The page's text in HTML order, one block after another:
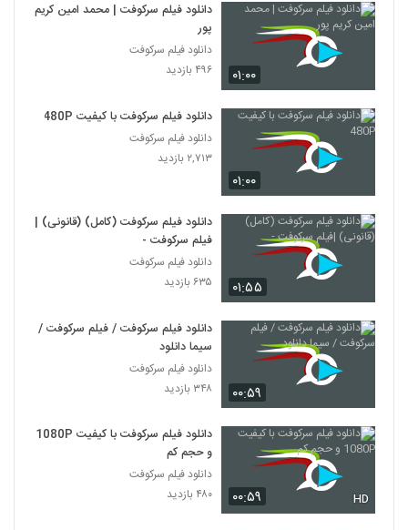
۰۱:۰۰
دانلود فیلم سرکوفت | محمد امین کریم
پور
دانلود فیلم سرکوفت
۴۹۶ بازدید
۰۱:۰۰
دانلود فیلم سرکوفت با کیفیت 480P
دانلود فیلم سرکوفت
۲,۷۱۳ بازدید
۰۱:۵۵
دانلود فیلم سرکوفت (کامل) (قانونی) |
فیلم سرکوفت -
دانلود فیلم سرکوفت
۶۳۵ بازدید
۰۰:۵۹
دانلود فیلم سرکوفت / فیلم سرکوفت /
سیما دانلود
دانلود فیلم سرکوفت
۳۴۸ بازدید
۰۰:۵۹ HD
دانلود فیلم سرکوفت با کیفیت 1080P
و حجم کم
دانلود فیلم سرکوفت
۴۸۰ بازدید